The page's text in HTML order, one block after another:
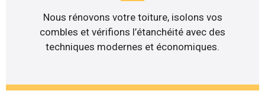
Nous rénovons votre toiture, isolons vos
combles et vérifions l’étanchéité avec des
techniques modernes et économiques.